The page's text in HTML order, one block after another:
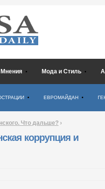
Мнения Мода и Стиль
ЕВРОМАЙДАН
Что дальше? ›
коррупция и